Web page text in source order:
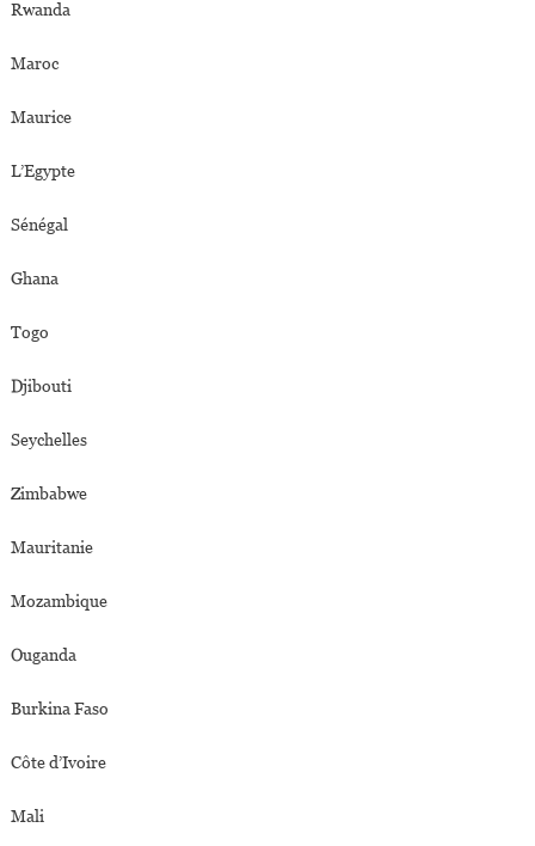
Rwanda
Maroc
Maurice
L’Egypte
Sénégal
Ghana
Togo
Djibouti
Seychelles
Zimbabwe
Mauritanie
Mozambique
Ouganda
Burkina Faso
Côte d’Ivoire
Mali